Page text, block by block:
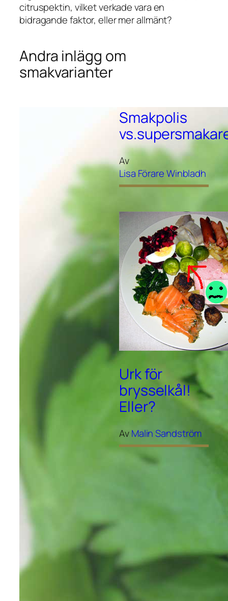
citruspektin, vilket verkade vara en
bidragande faktor, eller mer allmänt?
Andra inlägg om
smakvarianter
Smakpolis
Av
Lisa Förare Winbladh
Urk för
brysselkål!
Eller?
AvMalin Sandström